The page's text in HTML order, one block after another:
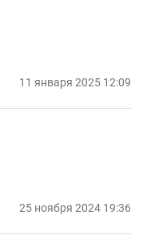
11 января 2025 12:09
25 ноября 2024 19:36